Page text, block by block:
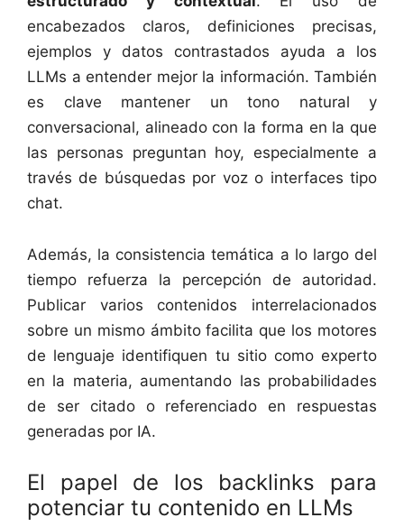
encabezados claros, definiciones precisas,
ejemplos y datos contrastados ayuda a los
LLMs a entender mejor la información. También
es clave mantener un tono natural y
conversacional, alineado con la forma en la que
las personas preguntan hoy, especialmente a
través de búsquedas por voz o interfaces tipo
chat.
Además, la consistencia temática a lo largo del
tiempo refuerza la percepción de autoridad.
Publicar varios contenidos interrelacionados
sobre un mismo ámbito facilita que los motores
de lenguaje identifiquen tu sitio como experto
en la materia, aumentando las probabilidades
de ser citado o referenciado en respuestas
generadas por IA.
El papel de los backlinks para
potenciar tu contenido en LLMs